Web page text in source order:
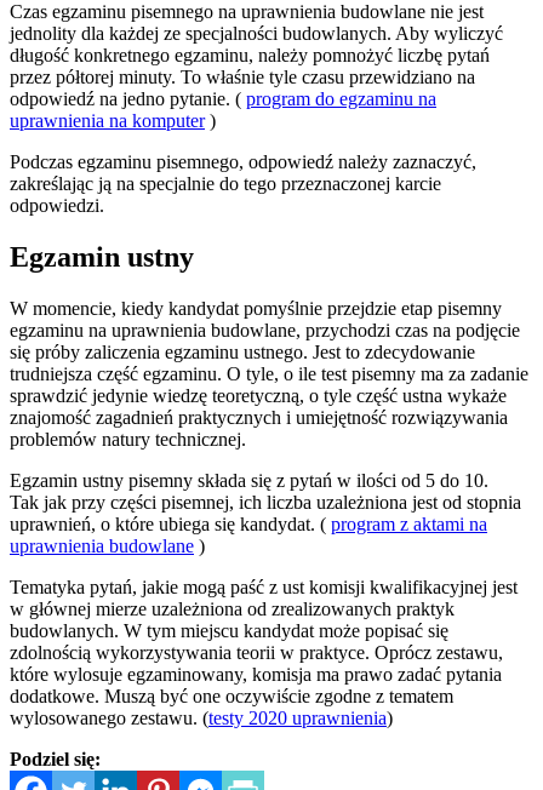
Czas egzaminu pisemnego na uprawnienia budowlane nie jest
jednolity dla każdej ze specjalności budowlanych. Aby wyliczyć
długość konkretnego egzaminu, należy pomnożyć liczbę pytań
przez półtorej minuty. To właśnie tyle czasu przewidziano na
odpowiedź na jedno pytanie. ( program do egzaminu na
uprawnienia na komputer)
Podczas egzaminu pisemnego, odpowiedź należy zaznaczyć,
zakreślając ją na specjalnie do tego przeznaczonej karcie
odpowiedzi.
Egzamin ustny
W momencie, kiedy kandydat pomyślnie przejdzie etap pisemny
egzaminu na uprawnienia budowlane, przychodzi czas na podjęcie
się próby zaliczenia egzaminu ustnego. Jest to zdecydowanie
trudniejsza część egzaminu. O tyle, o ile test pisemny ma za zadanie
sprawdzić jedynie wiedzę teoretyczną, o tyle część ustna wykaże
znajomość zagadnień praktycznych i umiejętność rozwiązywania
problemów natury technicznej.
Egzamin ustny pisemny składa się z pytań w ilości od 5 do 10.
Tak jak przy części pisemnej, ich liczba uzależniona jest od stopnia
uprawnień, o które ubiega się kandydat. ( program z aktami na
uprawnienia budowlane )
Tematyka pytań, jakie mogą paść z ust komisji kwalifikacyjnej jest
w głównej mierze uzależniona od zrealizowanych praktyk
budowlanych. W tym miejscu kandydat może popisać się
zdolnością wykorzystywania teorii w praktyce. Oprócz zestawu,
które wylosuje egzaminowany, komisja ma prawo zadać pytania
dodatkowe. Muszą być one oczywiście zgodne z tematem
wylosowanego zestawu. (testy 2020 uprawnienia)
Podziel się: